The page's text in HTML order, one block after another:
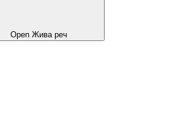
Open Жива реч